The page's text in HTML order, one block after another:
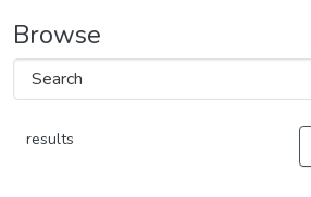
Browse
results